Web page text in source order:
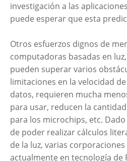
investigación a las
puede esperar que esta
Otros esfuerzos dignos de
computadoras basadas en
pueden superar varios
limitaciones en la velocidad
datos, requieren mucha
para usar, reducen la
para los microchips, etc.
de poder realizar cálculos
de la luz, varias
actualmente en tecnología de